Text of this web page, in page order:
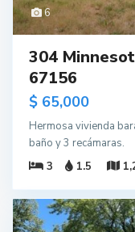
6
304
67156
$ 65,000
Hermosa vivienda
baño y 3 recámaras.
3
1.5